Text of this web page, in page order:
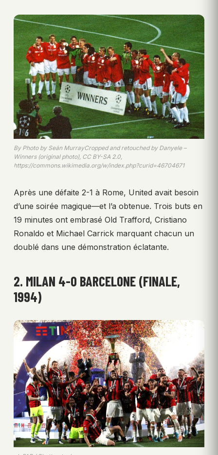
By Photo by Seán MurrayCropped and retouched by Danyele –
Winners (original photo), CC BY-SA 2.0,
https://commons.wikimedia.org/w/index.php?curid=46704671
Après une défaite 2-1 à Rome, United avait besoin
d’une soirée magique—et l’a obtenue. Trois buts en
19 minutes ont embrasé Old Trafford, Cristiano
Ronaldo et Michael Carrick marquant chacun un
doublé dans une démonstration éclatante.
2. MILAN 4-0 BARCELONE (FINALE,
1994)